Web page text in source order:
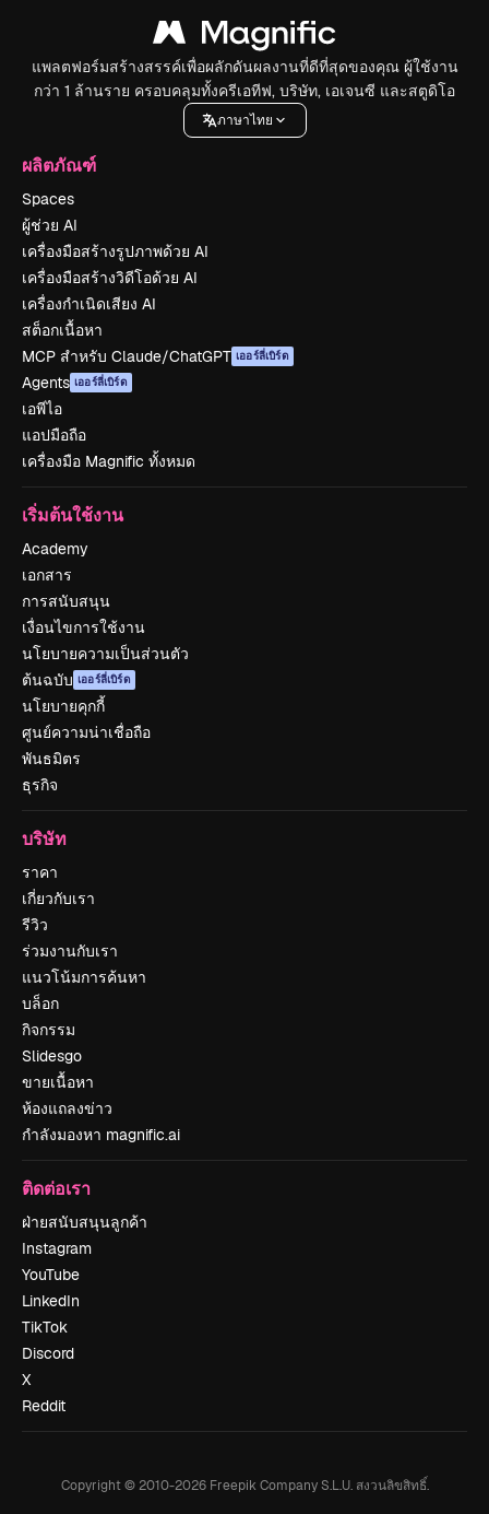
แพลตฟอร์มสร้างสรรค์เพื่อผลักดันผลงานที่ดีที่สุดของคุณ ผู้ใช้งาน
กว่า 1 ล้านราย ครอบคลุมทั้งครีเอทีฟ, บริษัท, เอเจนซี และสตูดิโอ
ภาษาไทย
ผลิตภัณฑ์
Spaces
ผู้ช่วย AI
เครื่องมือสร้างรูปภาพด้วย AI
เครื่องมือสร้างวิดีโอด้วย AI
เครื่องกำเนิดเสียง AI
สต็อกเนื้อหา
MCP สำหรับ Claude/ChatGPT เออร์ลี่เบิร์ด
Agents เออร์ลี่เบิร์ด
เอพีไอ
แอปมือถือ
เครื่องมือ Magnific ทั้งหมด
เริ่มต้นใช้งาน
Academy
เอกสาร
การสนับสนุน
เงื่อนไขการใช้งาน
นโยบายความเป็นส่วนตัว
ต้นฉบับ เออร์ลี่เบิร์ด
นโยบายคุกกี้
ศูนย์ความน่าเชื่อถือ
พันธมิตร
ธุรกิจ
บริษัท
ราคา
เกี่ยวกับเรา
รีวิว
ร่วมงานกับเรา
แนวโน้มการค้นหา
บล็อก
กิจกรรม
Slidesgo
ขายเนื้อหา
ห้องแถลงข่าว
กำลังมองหา magnific.ai
ติดต่อเรา
ฝ่ายสนับสนุนลูกค้า
Instagram
YouTube
LinkedIn
TikTok
Discord
X
Reddit
Copyright © 2010-2026Freepik Company S.L.U. สงวนลิขสิทธิ์.